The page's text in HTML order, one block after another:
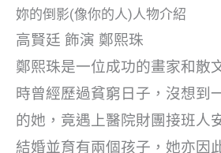
妳的倒影(像你的人)人物介紹
高賢廷 飾演 鄭熙珠
鄭熙珠是一位成功的畫家和散
時曾經歷過貧窮日子，沒想到
的她，竟遇上醫院財團接班人
結婚並育有兩個孩子，她亦因